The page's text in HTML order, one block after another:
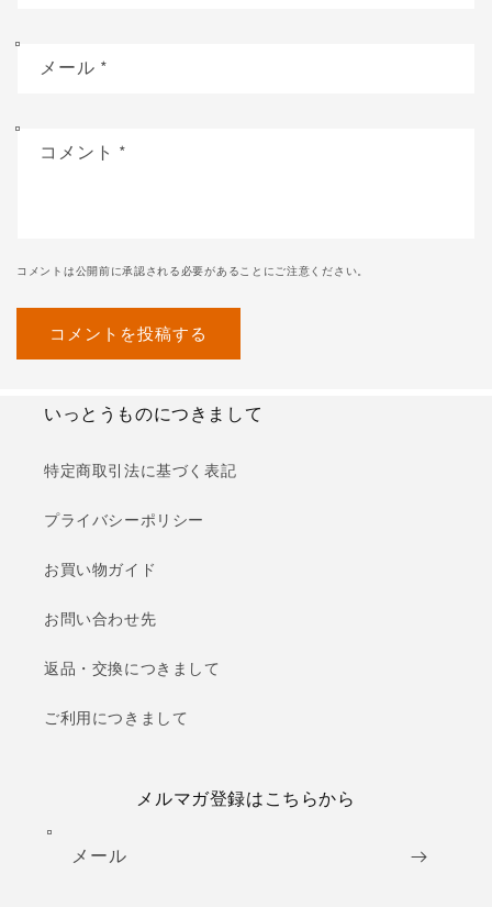
メール *
コメント *
コメントは公開前に承認される必要があることにご注意ください。
いっとうものにつきまして
特定商取引法に基づく表記
プライバシーポリシー
お買い物ガイド
お問い合わせ先
返品・交換につきまして
ご利用につきまして
メルマガ登録はこちらから
メール